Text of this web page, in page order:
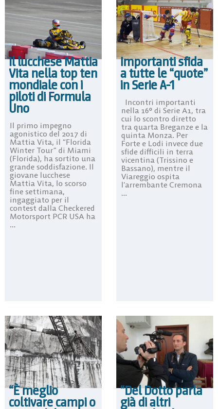
Il lucchese Mattia
Vita nella top ten
mondiale con i
piloti di Formula
Uno
Il primo impegno
agonistico del 2017 di
Mattia Vita, il “Florida
Winter Tour” di Miami
(Florida), ha sortito una
grande soddisfazione. Il
giovane lucchese
Mattia Vita, lo scorso
fine settimana,
ingaggiato per il
contest dalla Checkered
Motorsport PCR USA ha
...
Importanti sfida
a tutte le “quote”
in Serie A-1
Incontri importanti
nella 16° di Serie A1, tra
cui lo scontro diretto
tra quarta Breganze e la
quinta Monza. Per
Forte e Lodi invece due
sfide difficili in terra
vicentina (Trissino e
Bassano), mentre il
Viareggio ospita
l’arrembante Cremona
...
“È meglio
coltivare campi o
“Del Dotto parla
già di altri